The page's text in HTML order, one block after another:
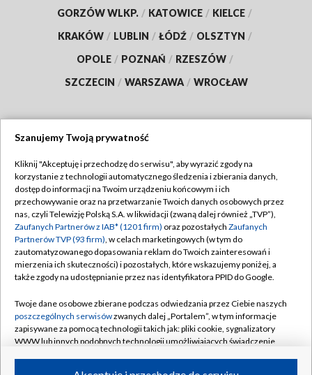
GORZÓW WLKP. / KATOWICE / KIELCE /
KRAKÓW / LUBLIN / ŁÓDŹ / OLSZTYN /
OPOLE / POZNAŃ / RZESZÓW /
SZCZECIN / WARSZAWA / WROCŁAW
TVP
Abonament TVP
Emisja w TVP
Centrum informacji TVP
Naziemna Telewizja Cyfrowa
Rada Programowa
System NOS
Informacje o nadawcy
Regulamin TVP
Polityka prywatności
Moje zgody
Pomoc
Kontakt
Kanały
Szanujemy Twoją prywatność
Kliknij "Akceptuję i przechodzę do serwisu", aby wyrazić zgody na
korzystanie z technologii automatycznego śledzenia i zbierania danych,
dostęp do informacji na Twoim urządzeniu końcowym i ich
przechowywanie oraz na przetwarzanie Twoich danych osobowych przez
nas, czyli Telewizję Polską S.A. w likwidacji (zwaną dalej również „TVP”),
Zaufanych Partnerów z IAB* (1201 firm) oraz pozostałych Zaufanych
Partnerów TVP (93 firm), w celach marketingowych (w tym do
zautomatyzowanego dopasowania reklam do Twoich zainteresowań i
mierzenia ich skuteczności) i pozostałych, które wskazujemy poniżej, a
także zgody na udostępnianie przez nas identyfikatora PPID do Google.
Twoje dane osobowe zbierane podczas odwiedzania przez Ciebie naszych
poszczególnych serwisówzwanych dalej „Portalem”, w tym informacje
zapisywane za pomocą technologii takich jak: pliki cookie, sygnalizatory
WWW lub innych podobnych technologii umożliwiających świadczenie